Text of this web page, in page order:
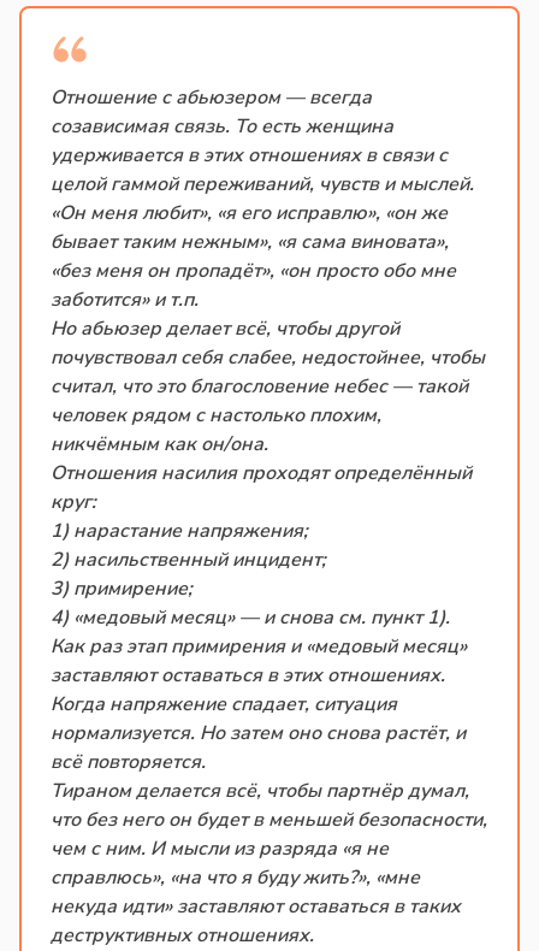
Отношение с абьюзером — всегда
созависимая связь. То есть женщина
удерживается в этих отношениях в связи с
целой гаммой переживаний, чувств и мыслей.
«Он меня любит», «я его исправлю», «он же
бывает таким нежным», «я сама виновата»,
«без меня он пропадёт», «он просто обо мне
заботится» и т.п.
Но абьюзер делает всё, чтобы другой
почувствовал себя слабее, недостойнее, чтобы
считал, что это благословение небес — такой
человек рядом с настолько плохим,
никчёмным как он/она.
Отношения насилия проходят определённый
круг:
1) нарастание напряжения;
2) насильственный инцидент;
3) примирение;
4) «медовый месяц» — и снова см. пункт 1).
Как раз этап примирения и «медовый месяц»
заставляют оставаться в этих отношениях.
Когда напряжение спадает, ситуация
нормализуется. Но затем оно снова растёт, и
всё повторяется.
Тираном делается всё, чтобы партнёр думал,
что без него он будет в меньшей безопасности,
чем с ним. И мысли из разряда «я не
справлюсь», «на что я буду жить?», «мне
некуда идти» заставляют оставаться в таких
деструктивных отношениях.